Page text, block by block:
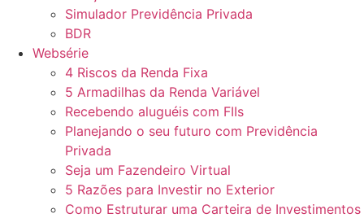
Simulador Previdência Privada
BDR
Websérie
4 Riscos da Renda Fixa
5 Armadilhas da Renda Variável
Recebendo aluguéis com FIIs
Planejando o seu futuro com Previdência
Privada
Seja um Fazendeiro Virtual
5 Razões para Investir no Exterior
Como Estruturar uma Carteira de Investimentos